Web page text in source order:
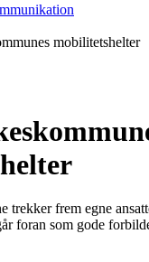
mobilitetshelter
trekker frem egne
foran som gode